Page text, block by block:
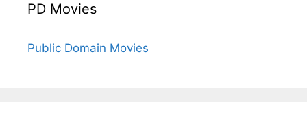
PD Movies
Public Domain Movies